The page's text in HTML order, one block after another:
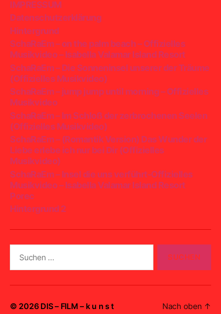
IMPRESSUM
Datenschutzerklärung
Hintergrund
SchaRaEm – on the palm beach – Offizielles
Musikvideo – Isabella Valamar Island Resort
SchaRaEm – Die Sonneninsel unserer der Träume
(Offizielles Musikvideo)
SchaRaEm – jump jump until morning – Offizielles
Musikvideo
SchaRaEm – Im Schloß der zerbrochenen Seelen
(Offizielles Musikvideo)
SchaRaEm – (Romantik Version) Das Wunder der
Liebe erlebe ich nur bei Dir (Offizielles
Musikvideo)
SchaRaEm – Insel die uns verführt-Offizielles
Musikvideo – Isabella Valamar Island Resort
Porec
Hintergrund 2
nach:
© 2026 DIS – FILM – k u n s t Nach oben ↑